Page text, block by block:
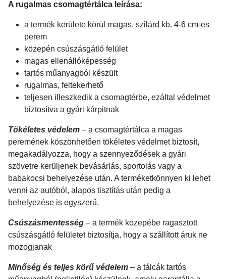
A rugalmas csomagtértálca leírása:
a termék kerülete körül magas, szilárd kb. 4-6 cm-es
perem
közepén csúszásgátló felület
magas ellenállóképesség
tartós műanyagból készült
rugalmas, feltekerhető
teljesen illeszkedik a csomagtérbe, ezáltal védelmet
biztosítva a gyári kárpitnak
Tökéletes védelem – a csomagtértálca a magas
peremének köszönhetően tökéletes védelmet biztosít,
megakadályozza, hogy a szennyeződések a gyári
szövetre kerüljenek bevásárlás, sportolás vagy a
babakocsi behelyezése után. A terméketkönnyen ki lehet
venni az autóból, alapos tisztítás után pedig a
behelyezése is egyszerű.
Csúszásmentesség – a termék közepébe ragasztott
csúszásgátló felületet biztosítja, hogy a szállított áruk ne
mozogjanak
Minőség és teljes körű védelem – a tálcák tartós